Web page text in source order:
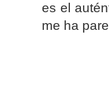
es el
me ha